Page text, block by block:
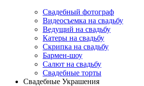
Свадебный фотограф
Видеосъемка на свадьбу
Ведущий на свадьбу
Катеры на свадьбу
Скрипка на свадьбу
Бармен-шоу
Салют на свадьбу
Свадебные торты
Свадебные Украшения